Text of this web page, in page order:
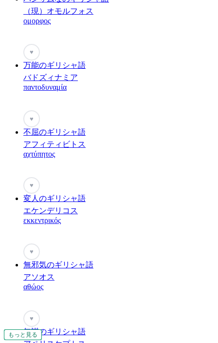
もっと見る
もっと見る
もっと見る
もっと見る
もっと見る
もっと見る
もっと見る
もっと見る
もっと見る
（現）オモルフォス
ομορφος
♥
万能のギリシャ語
バドズィナミア
παντοδυναμία
♥
不屈のギリシャ語
アフィティビトス
αχτύπητος
♥
変人のギリシャ語
エケンデリコス
εκκεντρικός
♥
無邪気のギリシャ語
アソオス
αθώος
♥
無謀のギリシャ語
もっと見る